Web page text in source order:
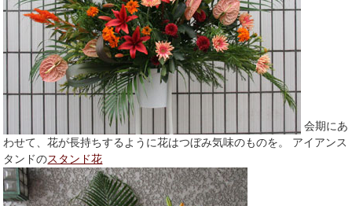
会期にあ
わせて、花が長持ちするように花はつぼみ気味のものを。 アイアンス
タンドのスタンド花